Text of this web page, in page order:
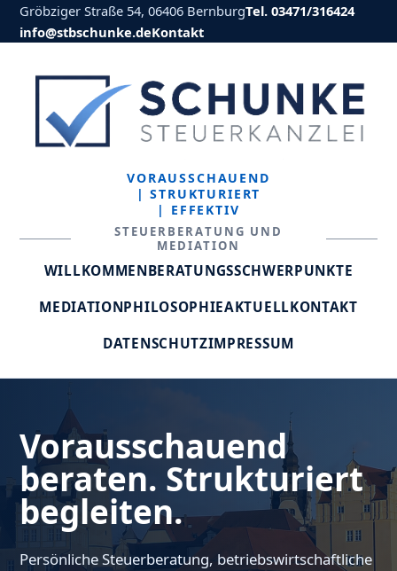
Gröbziger Straße 54, 06406 BernburgTel. 03471/316424
info@stbschunke.deKontakt
VORAUSSCHAUEND
| STRUKTURIERT
| EFFEKTIV
STEUERBERATUNG UND
MEDIATION
WILLKOMMENBERATUNGSSCHWERPUNKTE
MEDIATIONPHILOSOPHIEAKTUELLKONTAKT
DATENSCHUTZIMPRESSUM
Vorausschauend
beraten. Strukturiert
begleiten.
Persönliche Steuerberatung, betriebswirtschaftliche